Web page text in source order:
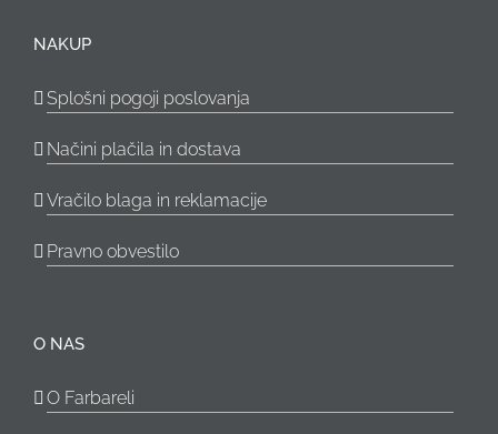
NAKUP
Splošni pogoji poslovanja
Načini plačila in dostava
Vračilo blaga in reklamacije
Pravno obvestilo
O NAS
O Farbareli